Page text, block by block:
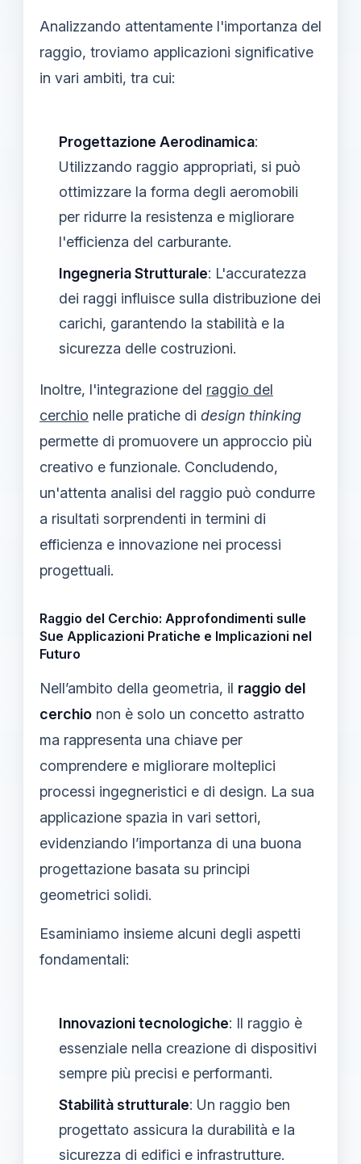
Analizzando attentamente l'importanza del
raggio, troviamo applicazioni significative
in vari ambiti, tra cui:
Progettazione Aerodinamica:
Utilizzando raggio appropriati, si può
ottimizzare la forma degli aeromobili
per ridurre la resistenza e migliorare
l'efficienza del carburante.
Ingegneria Strutturale: L'accuratezza
dei raggi influisce sulla distribuzione dei
carichi, garantendo la stabilità e la
sicurezza delle costruzioni.
Inoltre, l'integrazione del raggio del
cerchio nelle pratiche di design thinking
permette di promuovere un approccio più
creativo e funzionale. Concludendo,
un'attenta analisi del raggio può condurre
a risultati sorprendenti in termini di
efficienza e innovazione nei processi
progettuali.
Raggio del Cerchio: Approfondimenti sulle
Sue Applicazioni Pratiche e Implicazioni nel
Futuro
Nell’ambito della geometria, il raggio del
cerchio non è solo un concetto astratto
ma rappresenta una chiave per
comprendere e migliorare molteplici
processi ingegneristici e di design. La sua
applicazione spazia in vari settori,
evidenziando l’importanza di una buona
progettazione basata su principi
geometrici solidi.
Esaminiamo insieme alcuni degli aspetti
fondamentali:
Innovazioni tecnologiche: Il raggio è
essenziale nella creazione di dispositivi
sempre più precisi e performanti.
Stabilità strutturale: Un raggio ben
progettato assicura la durabilità e la
sicurezza di edifici e infrastrutture.